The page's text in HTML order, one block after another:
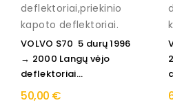
deflektoriai,priekinio
kapoto deflektoriai.
VOLVO S70 5 durų 1996
→ 2000 Langų vėjo
deflektoriai...
50,00 €